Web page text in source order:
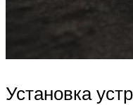
Установка